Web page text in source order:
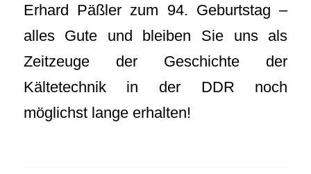
Erhard Päßler zum 94. Geburtstag –
alles Gute und bleiben Sie uns als
Zeitzeuge der Geschichte der
Kältetechnik in der DDR noch
möglichst lange erhalten!